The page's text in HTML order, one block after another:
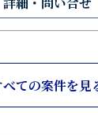
ての案件を見